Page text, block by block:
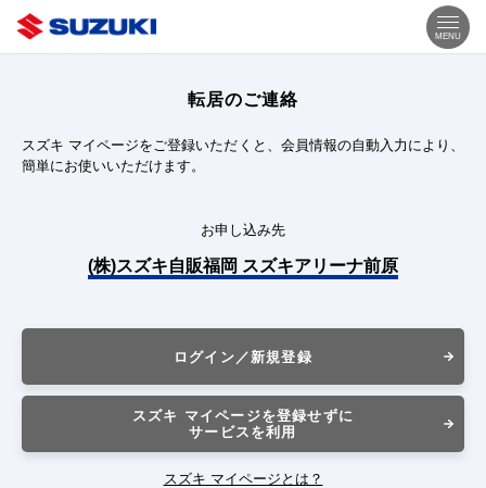
MENU
転居のご連絡
スズキ マイページをご登録いただくと、会員情報の自動入力により、
簡単にお使いいただけます。
お申し込み先
(株)スズキ自販福岡 スズキアリーナ前原
ログイン／新規登録
スズキ マイページを登録せずに
サービスを利用
スズキ マイページとは？